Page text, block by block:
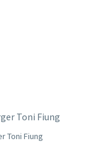
Toni Fiung